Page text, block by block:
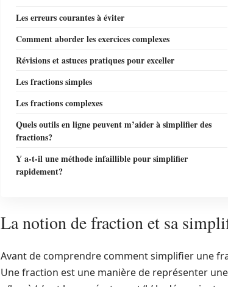
Les erreurs courantes à éviter
Comment aborder les exercices complexes
Révisions et astuces pratiques pour exceller
Les fractions simples
Les fractions complexes
Quels outils en ligne peuvent m’aider à simplifier des
fractions?
Y a-t-il une méthode infaillible pour simplifier
rapidement?
La notion de fraction et sa
Avant de comprendre comment simplifier une
Une fraction est une manière de représenter